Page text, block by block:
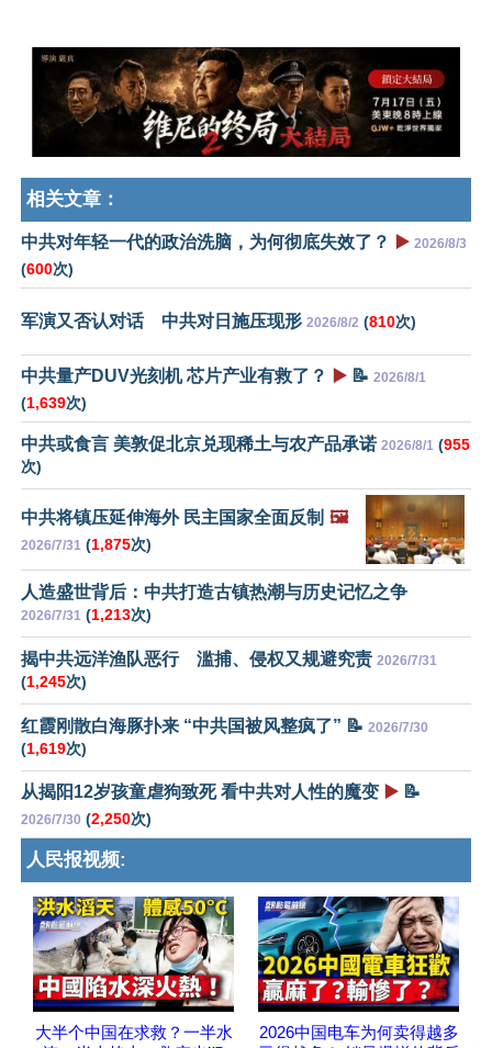
相关文章：
中共对年轻一代的政治洗脑，为何彻底失效了？ ▶️ 2026/8/3
(600次)
军演又否认对话 中共对日施压现形 2026/8/2 (810次)
中共量产DUV光刻机 芯片产业有救了？ ▶️ 📝 2026/8/1
(1,639次)
中共或食言 美敦促北京兑现稀土与农产品承诺 2026/8/1 (955
次)
中共将镇压延伸海外 民主国家全面反制 🖼️
2026/7/31 (1,875次)
人造盛世背后：中共打造古镇热潮与历史记忆之争
2026/7/31 (1,213次)
揭中共远洋渔队恶行 滥捕、侵权又规避究责 2026/7/31
(1,245次)
红霞刚散白海豚扑来 “中共国被风整疯了” 📝 2026/7/30
(1,619次)
从揭阳12岁孩童虐狗致死 看中共对人性的魔变 ▶️ 📝
2026/7/30 (2,250次)
人民报视频:
大半个中国在求救？一半水
2026中国电车为何卖得越多